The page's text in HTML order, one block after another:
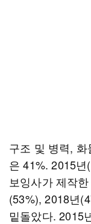
구조 및 병력,
은 41%. 2015
보잉사가 제작
(53%), 2018년
밑돌았다. 2015